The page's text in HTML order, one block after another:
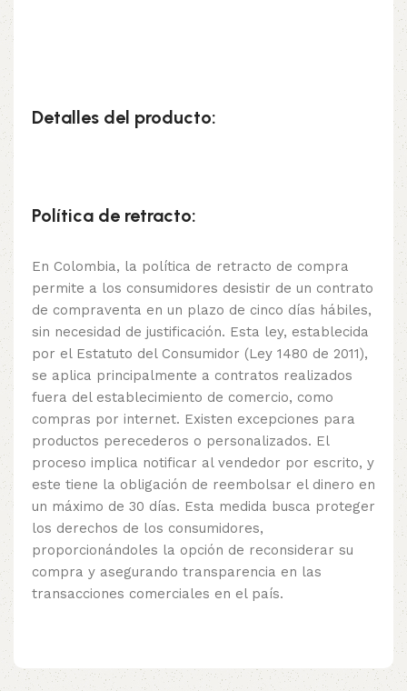
Detalles del producto:
Política de retracto:
En Colombia, la política de retracto de compra
permite a los consumidores desistir de un contrato
de compraventa en un plazo de cinco días hábiles,
sin necesidad de justificación. Esta ley, establecida
por el Estatuto del Consumidor (Ley 1480 de 2011),
se aplica principalmente a contratos realizados
fuera del establecimiento de comercio, como
compras por internet. Existen excepciones para
productos perecederos o personalizados. El
proceso implica notificar al vendedor por escrito, y
este tiene la obligación de reembolsar el dinero en
un máximo de 30 días. Esta medida busca proteger
los derechos de los consumidores,
proporcionándoles la opción de reconsiderar su
compra y asegurando transparencia en las
transacciones comerciales en el país.